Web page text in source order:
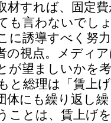
材すれば、固定
も言わないでし
に誘導すべく努
の視点。メディ
が望ましいかを
と総理は「賃上
体にも繰り返し
ことは、賃上げ